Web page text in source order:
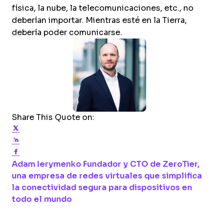
física, la nube, la telecomunicaciones, etc., no
deberían importar. Mientras esté en la Tierra,
debería poder comunicarse.
Share This Quote on:
Adam IerymenkoOpens new window
Fundador y CTO de ZeroTier,
una empresa de redes virtuales que simplifica
la conectividad segura para dispositivos en
todo el mundoOpens new window